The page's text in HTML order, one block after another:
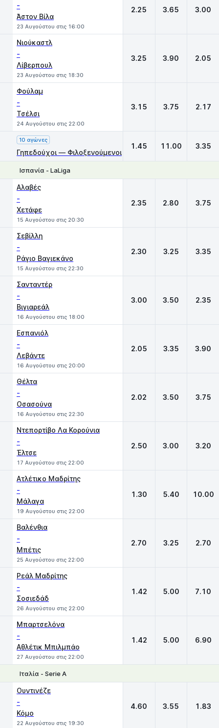
-
Άστον Βίλα
23 Αυγούστου στις 16:00
2.25 3.65 3.00
Νιούκαστλ
-
Λίβερπουλ
23 Αυγούστου στις 18:30
3.25 3.90 2.05
Φούλαμ
-
Τσέλσι
24 Αυγούστου στις 22:00
3.15 3.75 2.17
10 αγώνες
Γηπεδούχοι — Φιλοξενούμενοι
1.45 11.00 3.35
Ισπανία - LaLiga
Αλαβές
-
Χετάφε
15 Αυγούστου στις 20:30
2.35 2.80 3.75
Σεβίλλη
-
Ράγιο Βαγιεκάνο
15 Αυγούστου στις 22:30
2.30 3.25 3.35
Σανταντέρ
-
Βιγιαρεάλ
16 Αυγούστου στις 18:00
3.00 3.50 2.35
Εσπανιόλ
-
Λεβάντε
16 Αυγούστου στις 20:00
2.05 3.35 3.90
Θέλτα
-
Οσασούνα
16 Αυγούστου στις 22:30
2.02 3.50 3.75
Ντεπορτίβο Λα Κορούνια
-
Έλτσε
17 Αυγούστου στις 22:00
2.50 3.00 3.20
Ατλέτικο Μαδρίτης
-
Μάλαγα
19 Αυγούστου στις 22:00
1.30 5.40 10.00
Βαλένθια
-
Μπέτις
25 Αυγούστου στις 22:00
2.70 3.25 2.70
Ρεάλ Μαδρίτης
-
Σοσιεδάδ
26 Αυγούστου στις 22:00
1.42 5.00 7.10
Μπαρτσελόνα
-
Αθλέτικ Μπιλμπάο
27 Αυγούστου στις 22:00
1.42 5.00 6.90
Ιταλία - Serie A
Ουντινέζε
-
Κόμο
22 Αυγούστου στις 19:30
4.60 3.55 1.83